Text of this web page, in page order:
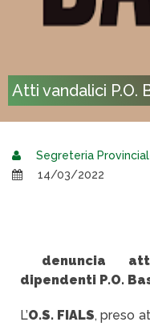
Atti vandalici P.O.
Segreteria
14/03/2022
denuncia
dipendenti P.O.
L’O.S. FIALS, preso